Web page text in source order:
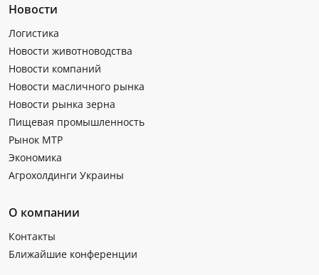
Новости
Логистика
Новости животноводства
Новости компаний
Новости масличного рынка
Новости рынка зерна
Пищевая промышленность
Рынок МТР
Экономика
Агрохолдинги Украины
О компании
Контакты
Ближайшие конференции